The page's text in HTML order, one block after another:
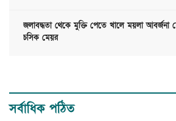
জলাবদ্ধতা থেকে মুক্তি পেতে খালে ময়লা আবর্জনা
চসিক মেয়র
সর্বাধিক পঠিত